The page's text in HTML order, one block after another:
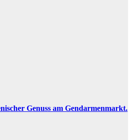
Genuss am Gendarmenmarkt.